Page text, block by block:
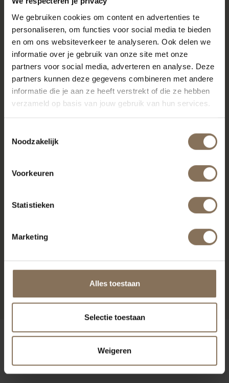
We gebruiken cookies om content en advertenties te
personaliseren, om functies voor social media te bieden
en om ons websiteverkeer te analyseren. Ook delen we
informatie over je gebruik van onze site met onze
partners voor social media, adverteren en analyse. Deze
partners kunnen deze gegevens combineren met andere
informatie die je aan ze heeft verstrekt of die ze hebben
verzameld op basis van jouw gebruik van hun services.
Noodzakelijk
Voorkeuren
Statistieken
Marketing
Alles toestaan
Selectie toestaan
Weigeren
PROJECT MUSMUKI
ONZE MERKEN